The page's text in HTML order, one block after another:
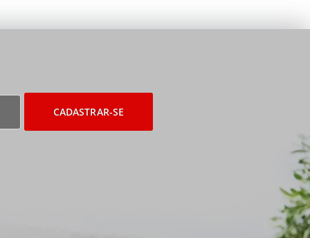
CADASTRAR-SE